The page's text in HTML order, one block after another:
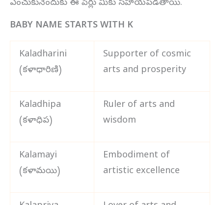
ఎంచుకునేందుకు ఈ పేర్లు మీకు సహాయపడతాయి.
BABY NAME STARTS WITH K
Kaladharini
(కళాధారిణి)
Supporter of cosmic
arts and prosperity
Kaladhipa
(కళాధిప)
Ruler of arts and
wisdom
Kalamayi
(కళామయి)
Embodiment of
artistic excellence